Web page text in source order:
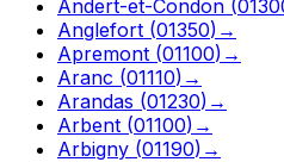
Andert-et-Condon (
Anglefort (01350) →
Apremont (01100) →
Aranc (01110) →
Arandas (01230) →
Arbent (01100) →
Arbigny (01190) →